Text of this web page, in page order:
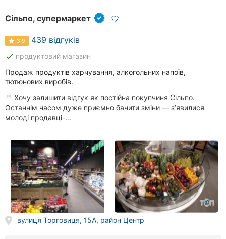
Сільпо, супермаркет
3.9 439 відгуків
done продуктовий магазин
Продаж продуктів харчування, алкогольних напоїв,
тютюнових виробів.
Хочу залишити відгук як постійна покупчиня Сільпо.
Останнім часом дуже приємно бачити зміни — з’явилися
молоді продавці-...
вулиця Торговиця, 15А, район Центр